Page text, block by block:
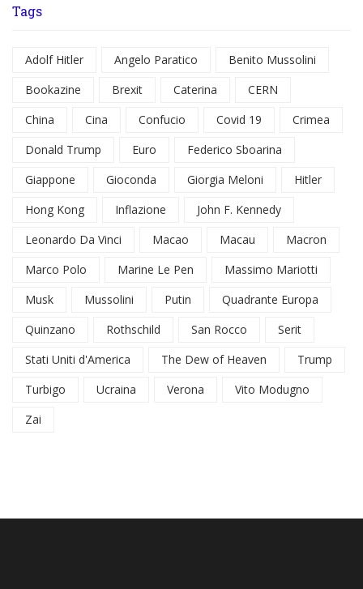
Tags
Adolf Hitler Angelo Paratico
Benito Mussolini
Bookazine
Brexit Caterina
CERN
China
Cina Confucio Covid 19
Crimea
Donald Trump
Euro
Federico Sboarina
Giappone
Gioconda Giorgia Meloni
Hitler
Hong Kong
Inflazione
John F. Kennedy
Leonardo Da Vinci
Macao Macau
Macron
Marco Polo
Marine Le Pen
Massimo Mariotti
Musk
Mussolini Putin
Quadrante Europa
Quinzano
Rothschild San Rocco
Serit
Stati Uniti d'America
The Dew of Heaven
Trump
Turbigo
Ucraina Verona
Vito Modugno
Zai